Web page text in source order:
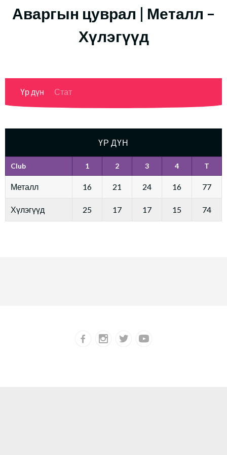
Аваргын цуврал | Металл –
Хүлэгүүд
Үр дүн Стат
ҮР ДҮН
Club 1 2 3 4 T
Металл 16 21 24 16 77
Хүлэгүүд 25 17 17 15 74